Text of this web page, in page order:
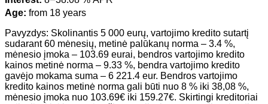
Age: from 18 years
Pavyzdys: Skolinantis 5 000 eurų, vartojimo kredito sutartį
sudarant 60 mėnesių, metinė palūkanų norma – 3.4 %,
mėnesio įmoka – 103.69 eurai, bendros vartojimo kredito
kainos metinė norma – 9.33 %, bendra vartojimo kredito
gavėjo mokama suma – 6 221.4 eur. Bendros vartojimo
kredito kainos metinė norma gali būti nuo 8 % iki 38,08 %,
mėnesio įmoka nuo 103.69€ iki 159.27€. Skirtingi kreditoriai